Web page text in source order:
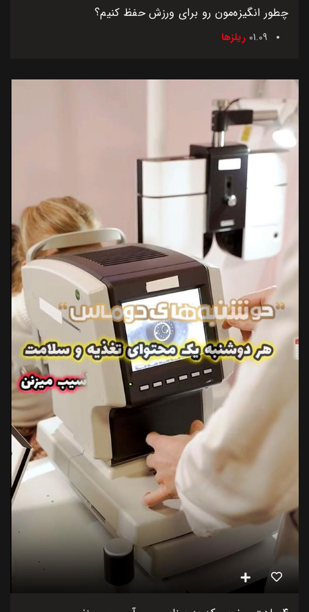
چطور انگیزه‌مون رو برای ورزش حفظ کنیم؟
01.09 ریلزها